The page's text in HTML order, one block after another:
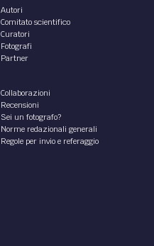
Autori
Comitato scientifico
Curatori
Fotografi
Partner
Collaborazioni
Recensioni
Sei un fotografo?
Norme redazionali generali
Regole per invio e referaggio